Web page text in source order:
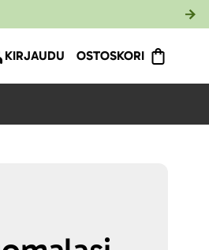
KIRJAUDU OSTOSKORI